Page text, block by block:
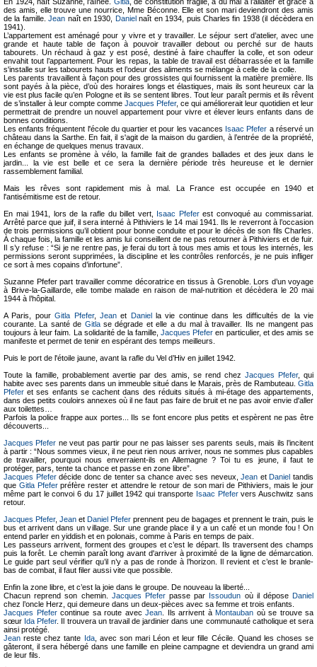
des amis, elle trouve une nourrice, Mme Béconne. Elle et son mari deviendront des amis
de la famille.Jean naît en 1930, Danielnaît en 1934, puis Charles fin 1938 (il décèdera en
1941).
L’appartement est aménagé pour y vivre et y travailler. Le séjour sert d’atelier, avec une
grande et haute table de façon à pouvoir travailler debout ou perché sur de hauts
tabourets. Un réchaud à gaz y est posé, destiné à faire chauffer la colle, et son odeur
envahit tout l’appartement. Pour les repas, la table de travail est débarrassée et la famille
s'installe sur les tabourets hauts et l’odeur des aliments se mélange à celle de la colle.
Les parents travaillent à façon pour des grossistes qui fournissent la matière première. Ils
sont payés à la pièce, d’où des horaires longs et élastiques, mais ils sont heureux car la
vie est plus facile qu’en Pologne et ils se sentent libres. Tout leur paraît permis et ils rêvent
de s’installer à leur compte comme Jacques Pfefer, ce qui améliorerait leur quotidien et leur
permettrait de prendre un nouvel appartement pour vivre et élever leurs enfants dans de
bonnes conditions.
Les enfants fréquentent l'école du quartier et pour les vacances Isaac Pfefer a réservé un
château dans la Sarthe. En fait, il s'agit de la maison du gardien, à l’entrée de la propriété,
en échange de quelques menus travaux.
Les enfants se promène à vélo, la famille fait de grandes ballades et des jeux dans le
jardin... la vie est belle et ce sera la dernière période très heureuse et le dernier
rassemblement familial.
Mais les rêves sont rapidement mis à mal. La France est occupée en 1940 et
l'antisémitisme est de retour.
En mai 1941, lors de la rafle du billet vert, Isaac Pfeferest convoqué au commissariat.
Arrêté parce que juif, il sera interné à Pithiviers le 14 mai 1941. Ils le reverront à l’occasion
de trois permissions qu’il obtient pour bonne conduite et pour le décès de son fils Charles.
À chaque fois, la famille et les amis lui conseillent de ne pas retourner à Pithiviers et de fuir.
Il s’y refuse : “Si je ne rentre pas, je ferai du tort à tous mes amis et tous les internés, les
permissions seront supprimées, la discipline et les contrôles renforcés, je ne puis infliger
ce sort à mes copains d’infortune”.
Suzanne Pfefer part travailler comme décoratrice en tissus à Grenoble. Lors d’un voyage
à Brive-la-Gaillarde, elle tombe malade en raison de mal-nutrition et décèdera le 20 mai
1944 à l’hôpital.
A Paris, pourGitla Pfefer, Jeanet Daniella vie continue dans les difficultés de la vie
courante. La santé de Gitlase dégrade et elle a du mal à travailler. Ils ne mangent pas
toujours à leur faim. La solidarité de la famille,Jacques Pfefer en particulier, et des amis se
manifeste et permet de tenir en espérant des temps meilleurs.
Puis le port de l'étoile jaune, avant la rafle du Vel d’Hiv en juillet 1942.
Toute la famille, probablement avertie par des amis, se rend chez Jacques Pfefer, qui
habite avec ses parents dans un immeuble situé dans le Marais, près de Rambuteau. Gitla
Pfefer et ses enfants se cachent dans des réduits situés à mi-étage des appartements,
dans des petits couloirs annexes où il ne faut pas faire de bruit et ne pas avoir envie d'aller
aux toilettes…
Parfois la police frappe aux portes... Ils se font encore plus petits et espèrent ne pas être
découverts...
Jacques Pfefer ne veut pas partir pour ne pas laisser ses parents seuls, mais ils l’incitent
à partir : “Nous sommes vieux, il ne peut rien nous arriver, nous ne sommes plus capables
de travailler, pourquoi nous enverraient-ils en Allemagne ? Toi tu es jeune, il faut te
protéger, pars, tente ta chance et passe en zone libre”.
Jacques Pfeferdécide donc de tenter sa chance avec ses neveux,Jean etDaniel tandis
que Gitla Pfeferpréfère rester et attendre le retour de son mari de Pithiviers, mais le jour
même part le convoi 6 du 17 juillet 1942 qui transporte Isaac Pfefervers Auschwitz sans
retour.
Jacques Pfefer,Jean etDaniel Pfefer prennent peu de bagages et prennent le train, puis le
bus et arrivent dans un village. Sur une grande place il y a un café et un monde fou ! On
entend parler en yiddish et en polonais, comme à Paris en temps de paix.
Les passeurs arrivent, forment des groupes et c’est le départ. Ils traversent des champs
puis la forêt. Le chemin paraît long avant d'arriver à proximité de la ligne de démarcation.
Le guide part seul vérifier qu’il n’y a pas de ronde à l’horizon. Il revient et c’est le branle-
bas de combat, il faut filer aussi vite que possible.
Enfin la zone libre, et c’est la joie dans le groupe. De nouveau la liberté...
Chacun reprend son chemin. Jacques Pfeferpasse par Issoudun où il déposeDaniel
chez l’oncle Herz, qui demeure dans un deux-pièces avec sa femme et trois enfants.
Jacques Pfefercontinue sa route avec Jean . Ils arrivent à Montauban où se trouve sa
sœur Ida Pfefer. Il trouvera un travail de jardinier dans une communauté catholique et sera
ainsi protégé.
Jean reste chez tante Ida, avec son mari Léon et leur fille Cécile. Quand les choses se
gâteront, il sera hébergé dans une famille en pleine campagne et deviendra un grand ami
de leur fils.